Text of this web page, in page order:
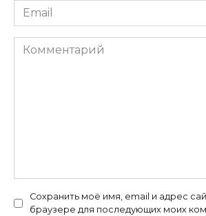
Email
*
Комментарий
Сохранить моё имя, email и адрес
браузере для последующих моих